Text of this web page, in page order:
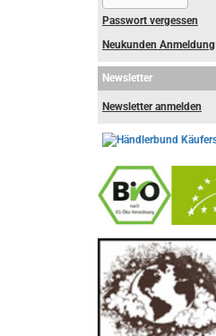
Passwort vergessen
Neukunden Anmeldung
Newsletter
Newsletter anmelden